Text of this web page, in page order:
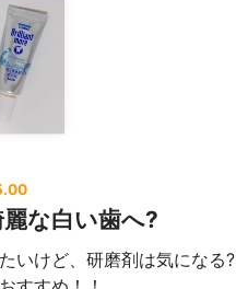
麗な白い歯へ?
いけど、研磨剤は気になる?